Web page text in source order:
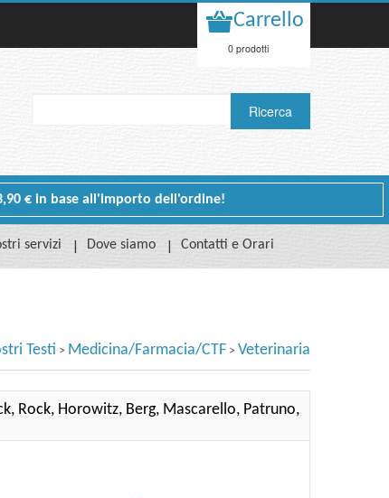
Carrello
0 prodotti
€ in base all'importo dell'ordine!
servizi Dove siamo Contatti e Orari
Testi > Medicina/Farmacia/CTF > Veterinaria
Rock, Horowitz, Berg, Mascarello, Patruno,